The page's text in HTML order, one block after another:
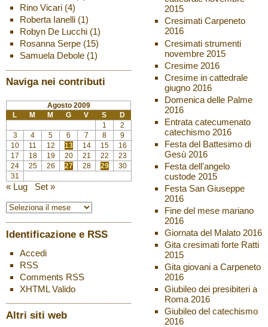
Rino Vicari(4)
Roberta Ianelli(1)
Robyn De Lucchi(1)
Rosanna Serpe(15)
Samuela Debole(1)
Naviga nei contributi
Agosto 2009
L
M M G V S
D
1
2
3
4 5 6 7 8
9
10
11 12 13 14 15
16
17
18 19 20 21 22
23
24
25 26 27 28 29
30
31
« Lug Set »
Identificazione e RSS
Accedi
RSS
Comments RSS
XHTMLValido
Altri siti web
2015
Cresimati Carpeneto
2016
Cresimati strumenti
novembre 2015
Cresime 2016
Cresime in cattedrale
giugno 2016
Domenica delle Palme
2016
Entrata catecumenato
catechismo 2016
Festa del Battesimo di
Gesù 2016
Festa dell'angelo
custode 2015
Festa San Giuseppe
2016
Fine del mese mariano
2016
Giornata del Malato 2016
Gita cresimati forte Ratti
2015
Gita giovani a Carpeneto
2016
Giubileo dei presibiteri a
Roma 2016
Giubileo del catechismo
2016